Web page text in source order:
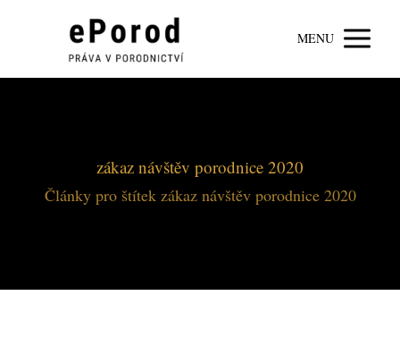
MENU
zákaz návštěv porodnice 2020
Články pro štítek zákaz návštěv porodnice 2020